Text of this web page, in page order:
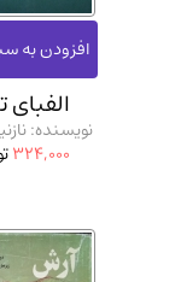
الفبای
نویسنده:
324,000